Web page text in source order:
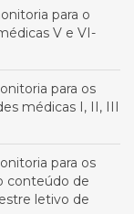
para o
V e VI-
para os
médicas I, II, III
para os
conteúdo de
letivo de